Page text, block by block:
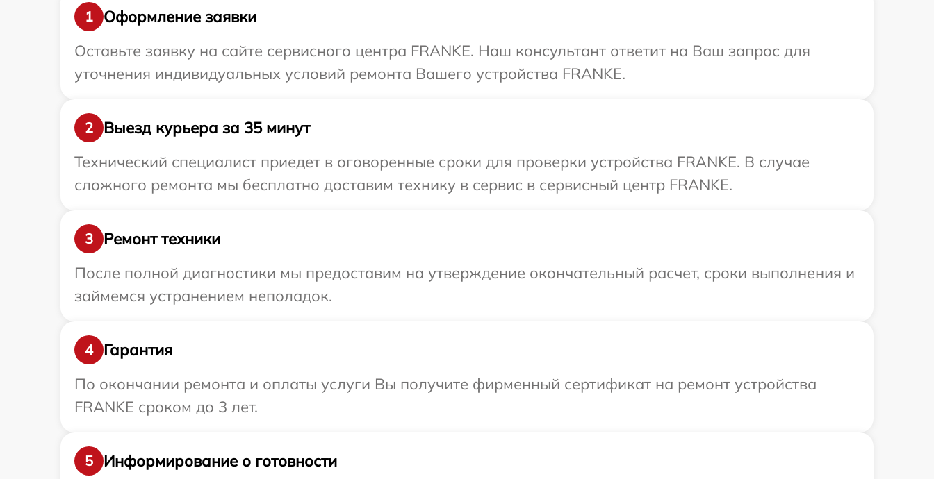
1
Оформление заявки
Оставьте заявку на сайте сервисного центра FRANKE. Наш консультант ответит на Ваш запрос для
уточнения индивидуальных условий ремонта Вашего устройства FRANKE.
2
Выезд курьера за 35 минут
Технический специалист приедет в оговоренные сроки для проверки устройства FRANKE. В случае
сложного ремонта мы бесплатно доставим технику в сервис в сервисный центр FRANKE.
3
Ремонт техники
После полной диагностики мы предоставим на утверждение окончательный расчет, сроки выполнения и
займемся устранением неполадок.
4
Гарантия
По окончании ремонта и оплаты услуги Вы получите фирменный сертификат на ремонт устройства
FRANKE сроком до 3 лет.
5
Информирование о готовности